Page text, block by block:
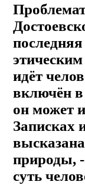
идёт
включён в
он может
Записках
природы,
суть